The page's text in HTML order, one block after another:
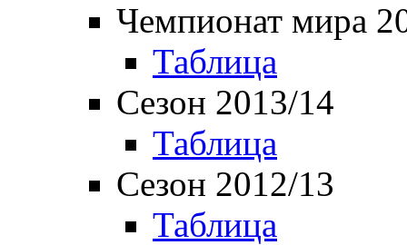
Чемпионат мира
Таблица
Сезон 2013/14
Таблица
Сезон 2012/13
Таблица